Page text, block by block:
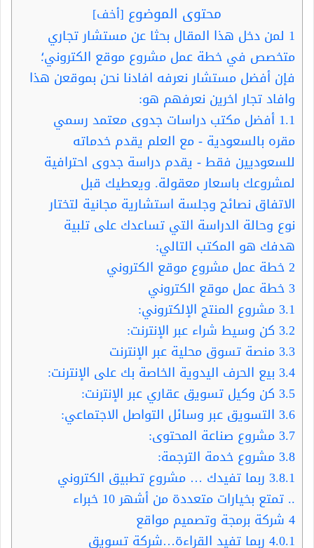
محتوى الموضوع [أخف]
1 لمن دخل هذا المقال بحثا عن مستشار تجاري
متخصص في خطة عمل مشروع موقع الكتروني؛
فإن أفضل مستشار نعرفه افادنا نحن بموقعن هذا
وافاد تجار اخرين نعرفهم هو:
1.1 أفضل مكتب دراسات جدوى معتمد رسمي
مقره بالسعودية - مع العلم يقدم خدماته
للسعوديين فقط - يقدم دراسة جدوى احترافية
لمشروعك باسعار معقولة. ويعطيك قبل
الاتفاق نصائح وجلسة استشارية مجانية لتختار
نوع وحالة الدراسة التي تساعدك على تلبية
هدفك هو المكتب التالي:
2خطة عمل مشروع موقع الكتروني
3خطة عمل موقع الكتروني
3.1مشروع المنتج الإلكتروني:
3.2 كن وسيط شراء عبر الإنترنت:
3.3منصة تسوق محلية عبر الإنترنت
3.4 بيع الحرف اليدوية الخاصة بك على الإنترنت:
3.5 كن وكيل تسويق عقاري عبر الإنترنت:
3.6 التسويق عبر وسائل التواصل الاجتماعي:
3.7مشروع صناعة المحتوى:
3.8مشروع خدمة الترجمة:
3.8.1 ربما تفيدك … مشروع تطبيق الكتروني
.. تمتع بخيارات متعددة من أشهر 10 خبراء
4 شركة برمجة وتصميم مواقع
4.0.1 ربما تفيد القراءة…شركة تسويق